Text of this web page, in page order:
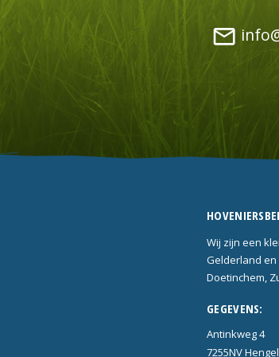
mail_outline
Wij zijn een
Gelderland
Doetinchem,
GEGEVENS:
Antinkweg 4
7255NV